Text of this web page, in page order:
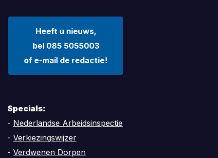
Heeft u nieuws,
bel 085 5055003
of e-mail de redactie!
Specials:
- Nederlandse Arbeidsinspectie
- Verkiezingswijzer
- Verdwenen Dorpen